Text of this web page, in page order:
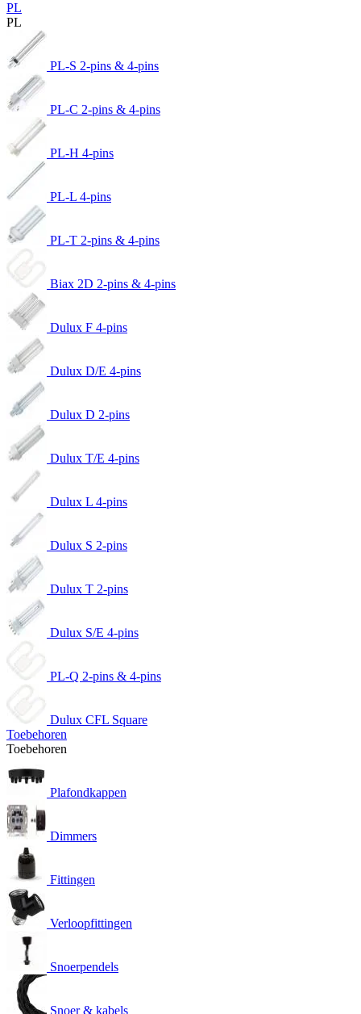
PL
PL
PL-S 2-pins & 4-pins
PL-C 2-pins & 4-pins
PL-H 4-pins
PL-L 4-pins
PL-T 2-pins & 4-pins
Biax 2D 2-pins & 4-pins
Dulux F 4-pins
Dulux D/E 4-pins
Dulux D 2-pins
Dulux T/E 4-pins
Dulux L 4-pins
Dulux S 2-pins
Dulux T 2-pins
Dulux S/E 4-pins
PL-Q 2-pins & 4-pins
Dulux CFL Square
Toebehoren
Toebehoren
Plafondkappen
Dimmers
Fittingen
Verloopfittingen
Snoerpendels
Snoer & kabels